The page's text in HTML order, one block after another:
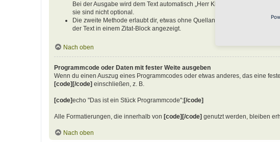
Bei der Ausgabe wird dem Text automatisch „Herr Klecks hat
sie sind nicht optional.
Die zweite Methode erlaubt dir, etwas ohne Quellangabe zu zitieren.
der Text in einem Zitat-Block angezeigt.
Nach oben
Programmcode oder Daten mit fester Weite ausgeben
Wenn du einen Auszug eines Programmcodes oder etwas anderes, das eine
[code][/code] einschließen, z. B.
[code]echo "Das ist ein Stück Programmcode";[/code]
Alle Formatierungen, die innerhalb von [code][/code] genutzt werden, bleiben
Nach oben